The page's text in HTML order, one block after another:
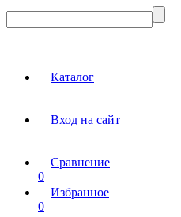
Каталог
Вход на сайт
Сравнение
0
Избранное
0